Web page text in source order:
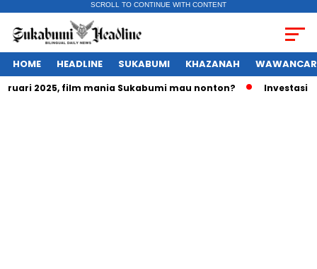
SCROLL TO CONTINUE WITH CONTENT
HOME HEADLINE SUKABUMI KHAZANAH
2025, film mania Sukabumi mau nonton? Investasi